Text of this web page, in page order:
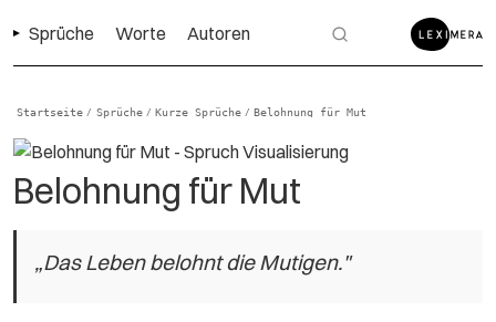
Sprüche Worte Autoren
Startseite / Sprüche / Kurze Sprüche / Belohnung für Mut
Belohnung für Mut
„Das Leben belohnt die Mutigen."